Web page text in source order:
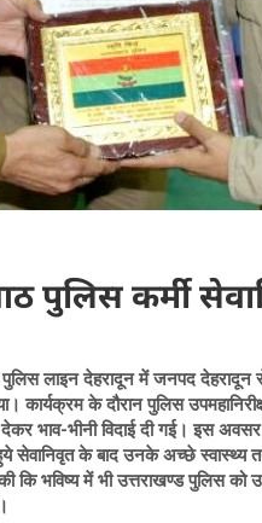
पुलिस कर्मी
पुलिस लाइन देहरादून में जनपद
कार्यक्रम के दौरान पुलिस
भाव-भीनी विदाई दी गई। इस
सेवानिवृत के बाद उनके अच्छे स्वास्थ्य
कि भविष्य में भी उत्तराखण्ड पुलिस को